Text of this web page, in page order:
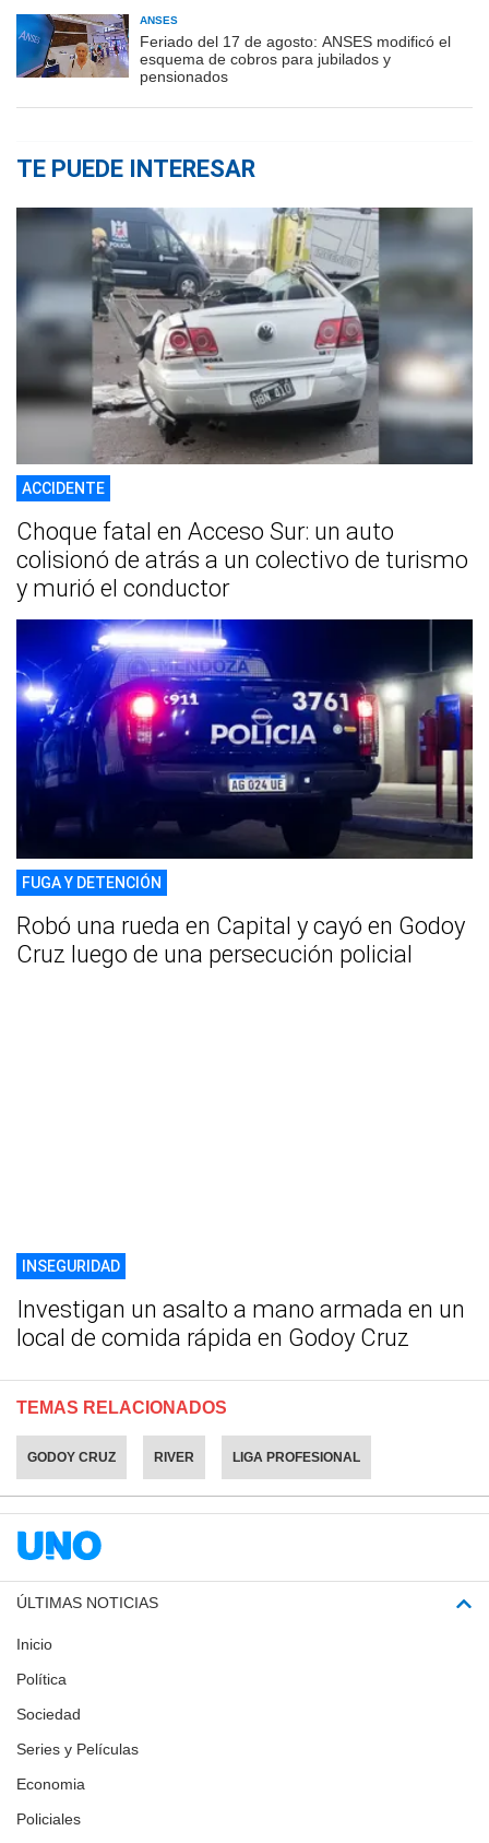
ANSES
Feriado del 17 de agosto: ANSES modificó el
esquema de cobros para jubilados y
pensionados
TE PUEDE INTERESAR
ACCIDENTE
Choque fatal en Acceso Sur: un auto
colisionó de atrás a un colectivo de turismo
y murió el conductor
FUGA Y DETENCIÓN
Robó una rueda en Capital y cayó en Godoy
Cruz luego de una persecución policial
INSEGURIDAD
Investigan un asalto a mano armada en un
local de comida rápida en Godoy Cruz
TEMAS RELACIONADOS
GODOY CRUZ RIVER LIGA PROFESIONAL
ÚLTIMAS NOTICIAS
Inicio
Política
Sociedad
Series y Películas
Economia
Policiales